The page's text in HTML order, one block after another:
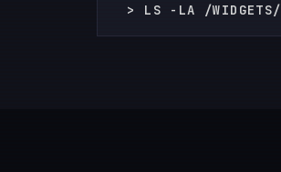
> LS -LA /WIDGETS/